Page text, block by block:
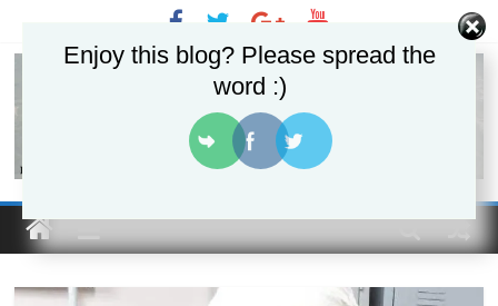
Portal
Do
Enjoy this blog? Please spread the
word :)